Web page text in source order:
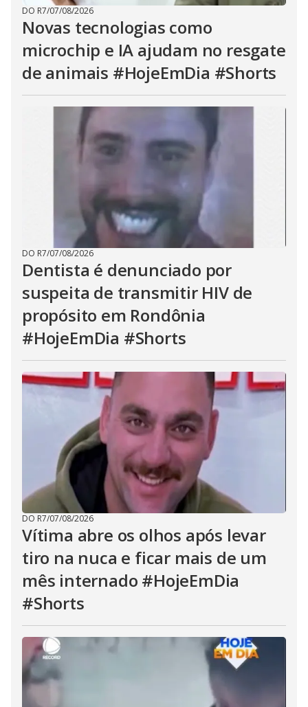
DO R7/07/08/2026
Novas tecnologias como
microchip e IA ajudam no resgate
de animais #HojeEmDia #Shorts
DO R7/07/08/2026
Dentista é denunciado por
suspeita de transmitir HIV de
propósito em Rondônia
#HojeEmDia #Shorts
DO R7/07/08/2026
Vítima abre os olhos após levar
tiro na nuca e ficar mais de um
mês internado #HojeEmDia
#Shorts